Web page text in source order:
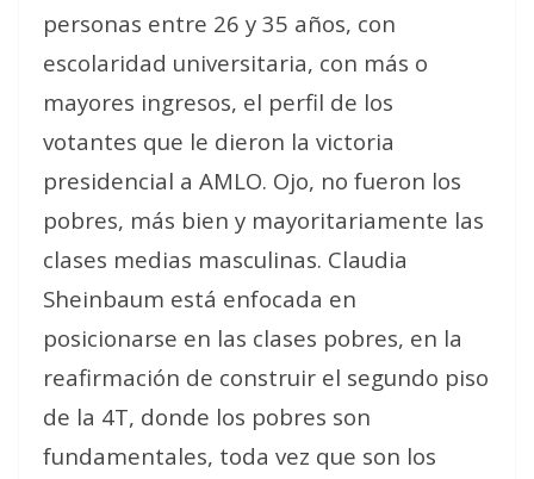
personas entre 26 y 35 años, con
escolaridad universitaria, con más o
mayores ingresos, el perfil de los
votantes que le dieron la victoria
presidencial a AMLO. Ojo, no fueron los
pobres, más bien y mayoritariamente las
clases medias masculinas. Claudia
Sheinbaum está enfocada en
posicionarse en las clases pobres, en la
reafirmación de construir el segundo piso
de la 4T, donde los pobres son
fundamentales, toda vez que son los